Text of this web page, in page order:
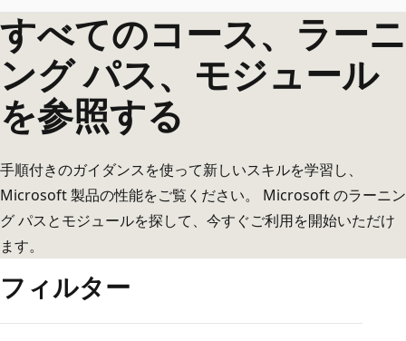
プ
すべてのコース、ラーニ
ング パス、モジュール
を参照する
手順付きのガイダンスを使って新しいスキルを学習し、
Microsoft 製品の性能をご覧ください。 Microsoft のラーニン
グ パスとモジュールを探して、今すぐご利用を開始いただけ
ます。
フィルター